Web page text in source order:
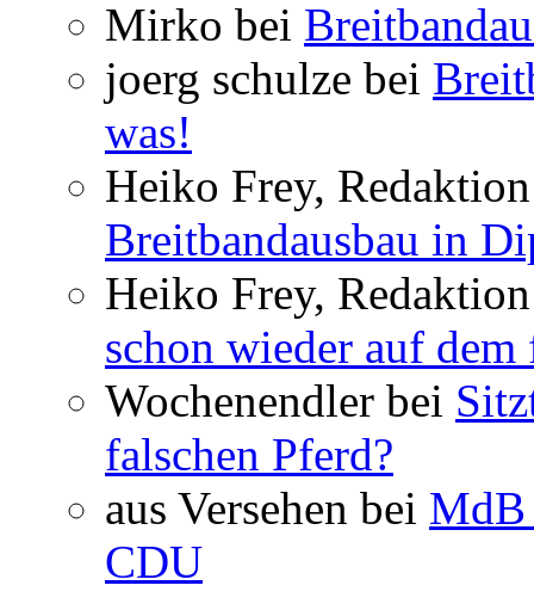
Mirko bei
joerg schulze bei
was!
Heiko Frey,
Breitbandausbau in
Heiko Frey,
schon wieder auf dem
Wochenendler bei
falschen Pferd?
aus Versehen bei MdB
CDU